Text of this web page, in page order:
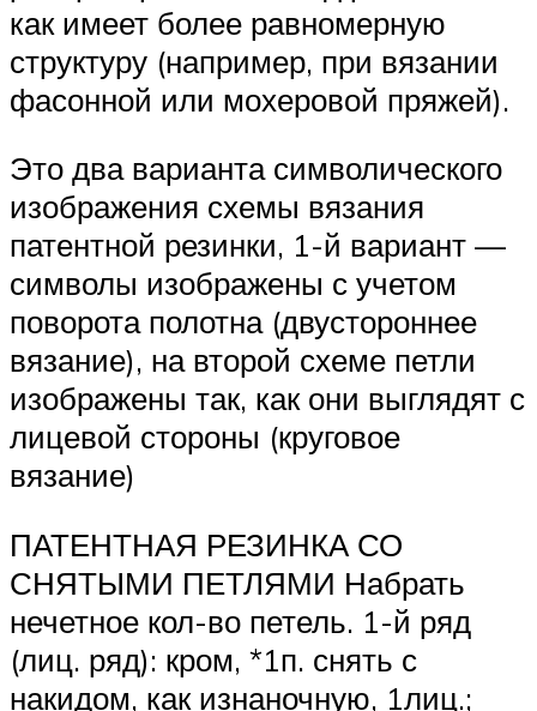
как имеет более равномерную
структуру (например, при вязании
фасонной или мохеровой пряжей).
Это два варианта символического
изображения схемы вязания
патентной резинки, 1-й вариант —
символы изображены с учетом
поворота полотна (двустороннее
вязание), на второй схеме петли
изображены так, как они выглядят с
лицевой стороны (круговое
вязание)
ПАТЕНТНАЯ РЕЗИНКА СО
СНЯТЫМИ ПЕТЛЯМИ Набрать
нечетное кол-во петель. 1-й ряд
(лиц. ряд): кром, *1п. снять с
накидом, как изнаночную, 1лиц.;